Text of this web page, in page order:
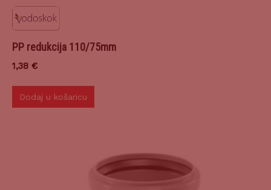
PP redukcija 110/75mm
1,38 €
Dodaj u košaricu